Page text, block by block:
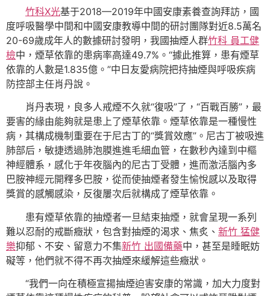
竹科X光基于2018—2019年中國安康素養查詢拜訪，國
度呼吸醫學中間和中國安康教導中間的研討團隊對近8.5萬名
20-69歲成年人的數據研討發明，我國抽煙人群竹科 員工健
檢中，煙草依靠的患病率高達49.7%。“據此推算，患有煙草
依靠的人數是1.835億。”中日友愛病院把持抽煙與呼吸疾病
防控部主任肖丹說。
肖丹表現，良多人戒煙不久就“復吸”了，“百戰百勝”，最
要害的緣由能夠就是患上了煙草依靠。煙草依靠是一種慢性
病，其構成機制重要在于尼古丁的“獎賞效應”。尼古丁被吸進
肺部后，敏捷透過肺泡膜進進毛細血管，在數秒內達到中樞
神經體系，感化于年夜腦內的尼古丁受體，進而激活腦內多
巴胺神經元開釋多巴胺，從而使抽煙者發生愉悅感以及取得
獎賞的感觸感染，反復屢次后就構成了煙草依靠。
患有煙草依靠的抽煙者一旦結束抽煙，就會呈現一系列
難以忍耐的戒斷癥狀，包含對抽煙的渴求、焦炙、 新竹 猛健
樂抑郁、不安、留意力不集新竹 出國備藥中，甚至是睡眠妨
礙等，他們就不得不再次抽煙來緩解這些癥狀。
“我們一向在積極宣揚抽煙迫害安康的常識，加大力度對